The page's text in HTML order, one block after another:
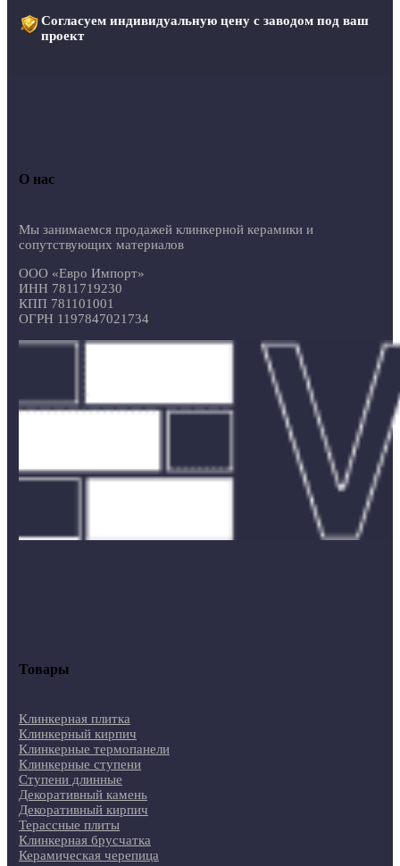
Согласуем индивидуальную цену с заводом под ваш
проект
О нас
Мы занимаемся продажей клинкерной керамики и
сопутствующих материалов
ООО «Евро Импорт»
ИНН 7811719230
КПП 781101001
ОГРН 1197847021734
Товары
Клинкерная плитка
Клинкерный кирпич
Клинкерные термопанели
Клинкерные ступени
Ступени длинные
Декоративный камень
Декоративный кирпич
Терассные плиты
Клинкерная брусчатка
Керамическая черепица